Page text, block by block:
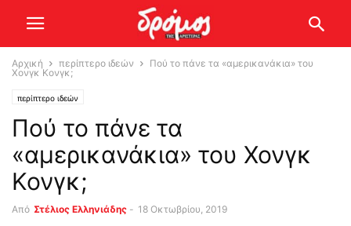
Αρχική περίπτερο ιδεών
Πού το πάνε τα «αμερικανάκια» του
Χονγκ Κονγκ;
περίπτερο ιδεών
Πού το πάνε τα
«αμερικανάκια» του Χονγκ
Κονγκ;
Από Στέλιος Ελληνιάδης - 18 Οκτωβρίου, 2019